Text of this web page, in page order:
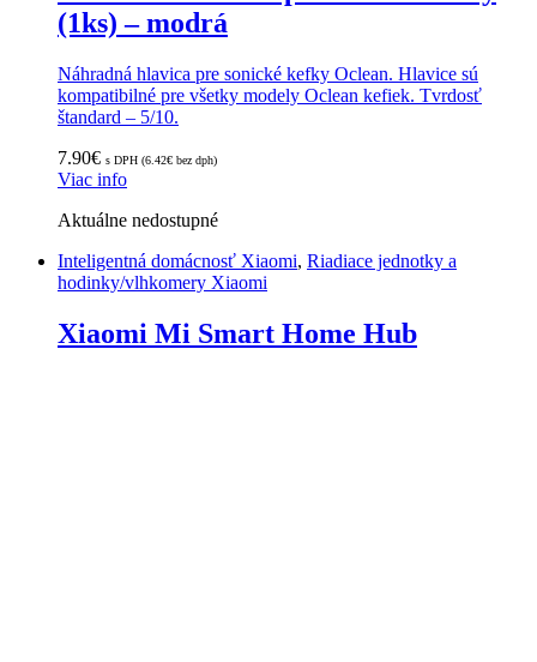
(1ks) – modrá
Náhradná hlavica pre sonické kefky Oclean. Hlavice sú
kompatibilné pre všetky modely Oclean kefiek. Tvrdosť
štandard – 5/10.
7.90€ s DPH (6.42€ bez dph)
Viac info
Aktuálne nedostupné
Inteligentná domácnosť Xiaomi, Riadiace jednotky a
hodinky/vlhkomery Xiaomi
Xiaomi Mi Smart Home Hub